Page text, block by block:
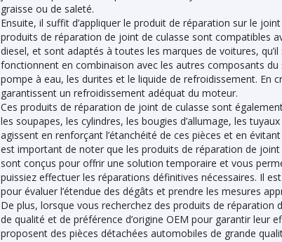
graisse ou de saleté.
Ensuite, il suffit d’appliquer le produit de réparation sur le
produits de réparation de joint de culasse sont compatibles
diesel, et sont adaptés à toutes les marques de voitures,
fonctionnent en combinaison avec les autres composants
pompe à eau, les durites et le liquide de refroidissement. En
garantissent un refroidissement adéquat du moteur.
Ces produits de réparation de joint de culasse sont
les soupapes, les cylindres, les bougies d’allumage, les
agissent en renforçant l’étanchéité de ces pièces et en
est important de noter que les produits de réparation de
sont conçus pour offrir une solution temporaire et vous
puissiez effectuer les réparations définitives nécessaires. Il
pour évaluer l’étendue des dégâts et prendre les mesures
De plus, lorsque vous recherchez des produits de réparation
de qualité et de préférence d’origine OEM pour garantir leur
proposent des pièces détachées automobiles de grande